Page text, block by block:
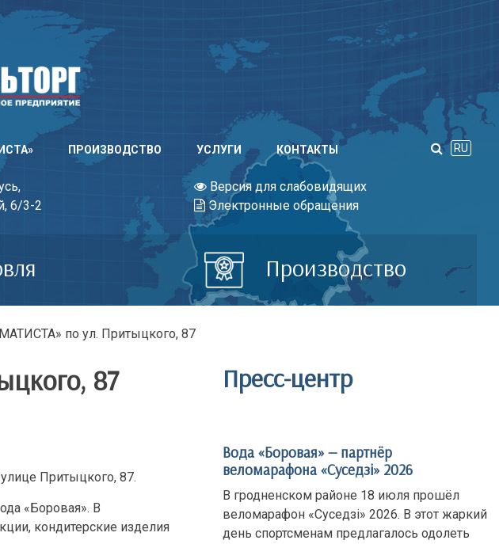
ПРОИЗВОДСТВО УСЛУГИ КОНТАКТЫ RU
6/3-2
Версия для слабовидящих
Электронные обращения
Производство
по ул. Притыцкого, 87
87
Притыцкого, 87.
«Боровая». В
кондитерские изделия
Пресс-центр
Вода «Боровая» — партнёр
веломарафона «Суседзi» 2026
В гродненском районе 18 июля прошёл
веломарафон «Суседзi» 2026. В этот жаркий
день спортсменам предлагалось одолеть